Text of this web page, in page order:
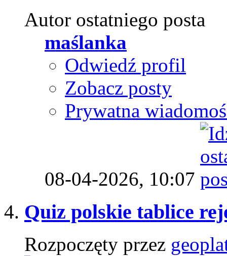
Autor ostatniego posta
maślanka
Odwiedź profil
Zobacz posty
Prywatna
08-04-2026, 10:07
Quiz polskie tablice
Rozpoczęty przez